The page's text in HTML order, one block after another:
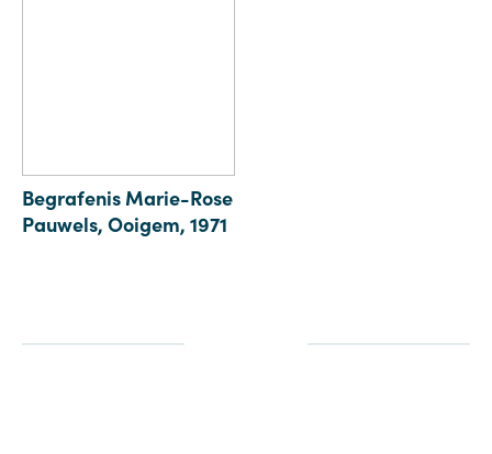
Begrafenis Marie-Rose
Pauwels, Ooigem, 1971